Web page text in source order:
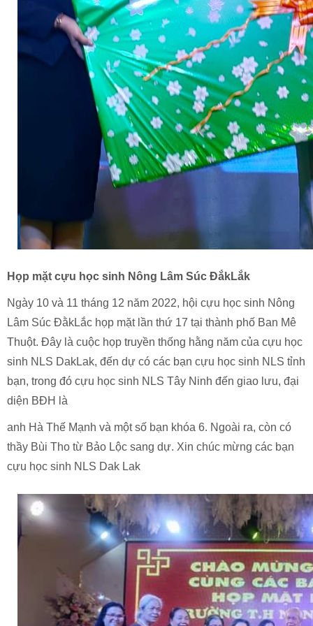
Họp mặt cựu học sinh Nông Lâm Súc ĐắkLắk
Ngày 10 và 11 tháng 12 năm 2022, hội cựu học sinh Nông
Lâm Súc ĐằkLắc họp mặt lần thứ 17 tại thành phố Ban Mê
Thuột. Đây là cuộc họp truyền thống hằng năm của cựu học
sinh NLS DakLak, đến dự có các bạn cựu học sinh NLS tỉnh
bạn, trong đó cựu học sinh NLS Tây Ninh đến giao lưu, đại
diện BĐH là
anh Hà Thế Mạnh và một số bạn khóa 6. Ngoài ra, còn có
thầy Bùi Tho từ Bảo Lộc sang dự. Xin chúc mừng các bạn
cựu học sinh NLS Dak Lak